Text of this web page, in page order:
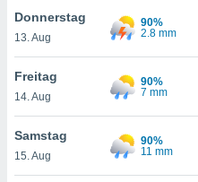
finden
. Sie
jederzeit
Rand
Donnerstag
13. Aug
90%
2.8 mm
Freitag
14. Aug
90%
7 mm
Samstag
15. Aug
90%
11 mm